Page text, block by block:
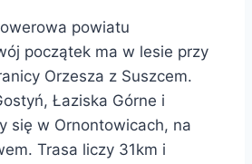
powiatu
początek ma w lesie przy
Orzesza z Suszcem.
Łaziska Górne i
się w Ornontowicach, na
Trasa liczy 31km i